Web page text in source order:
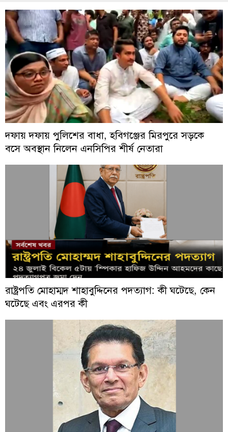
দফায় দফায় পুলিশের বাধা, হবিগঞ্জের মিরপুরে সড়কে
বসে অবস্থান নিলেন এনসিপির শীর্ষ নেতারা
রাষ্ট্রপতি মোহাম্মদ শাহাবুদ্দিনের পদত্যাগ: কী ঘটেছে, কেন
ঘটেছে এবং এরপর কী